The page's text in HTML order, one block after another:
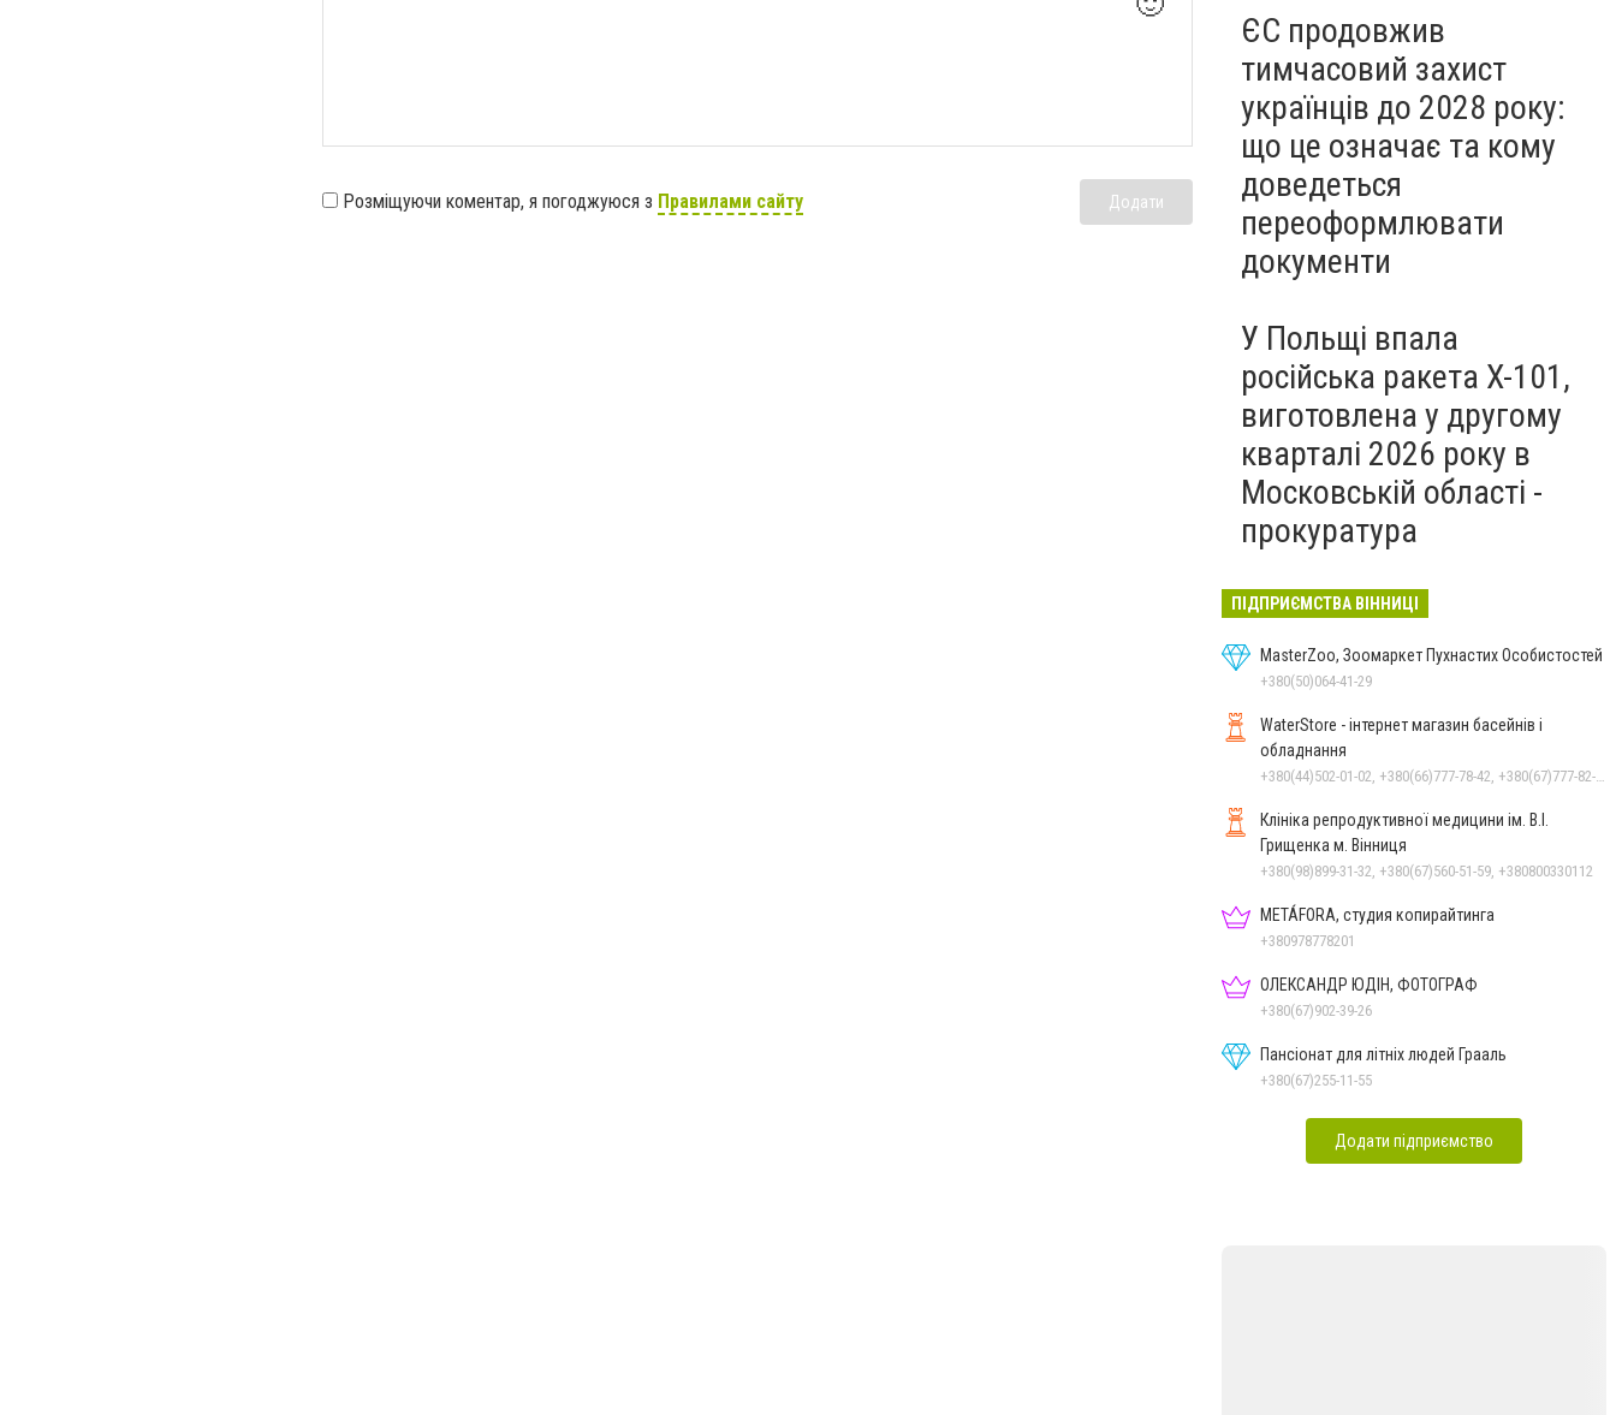
Розміщуючи коментар, я погоджуюся з Правилами сайту Додати
ЄС продовжив
тимчасовий захист
українців до 2028 року:
що це означає та кому
доведеться
переоформлювати
документи
У Польщі впала
російська ракета X-101,
виготовлена у другому
кварталі 2026 року в
Московській області -
прокуратура
ПІДПРИЄМСТВА ВІННИЦІ
MasterZoo, Зоомаркет Пухнастих Особистостей
+380(50)064-41-29
WaterStore - інтернет магазин басейнів і
обладнання
+380(44)502-01-02, +380(66)777-78-42, +380(67)777-82-19, +380(67)890-80-80, +380(73)890-80-80, +380(44)502-01-03
Клініка репродуктивної медицини ім. В.І.
Грищенка м. Вінниця
+380(98)899-31-32, +380(67)560-51-59, +380800330112
METÁFORA, студия копирайтинга
+380978778201
ОЛЕКСАНДР ЮДІН, ФОТОГРАФ
+380(67)902-39-26
Пансіонат для літніх людей Грааль
+380(67)255-11-55
Додати підприємство